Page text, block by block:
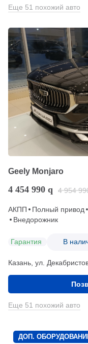
Еще 51 похожий авто
Geely Monjaro
4 454 990 q 4 954
АКПП Полный привод
Внедорожник
Гарантия В
Казань, ул.
Еще 51 похожий авто
ДОП.